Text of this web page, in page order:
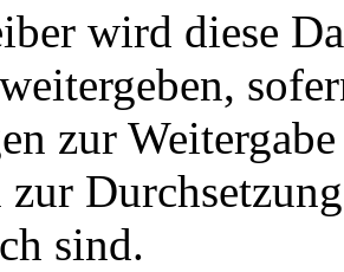
wird diese
zur
zur
sind.